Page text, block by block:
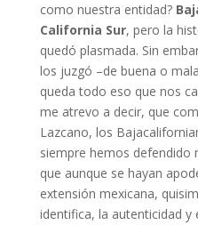
como nuestra entidad?
California Sur, pero la
quedó plasmada. Sin
los juzgó –de buena o
queda todo eso que nos
me atrevo a decir, que
Lazcano, los
siempre hemos defendido
que aunque se hayan
extensión mexicana,
identifica, la autenticidad